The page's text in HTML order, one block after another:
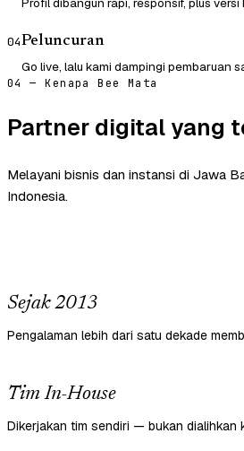
04Peluncuran
Go live, lalu kami dampingi pembaruan
04 — Kenapa Bee Mata
Partner digital yang
Melayani bisnis dan instansi di Jawa
Indonesia.
Sejak 2013
Pengalaman lebih dari satu dekade
Tim In-House
Dikerjakan tim sendiri — bukan dialihkan